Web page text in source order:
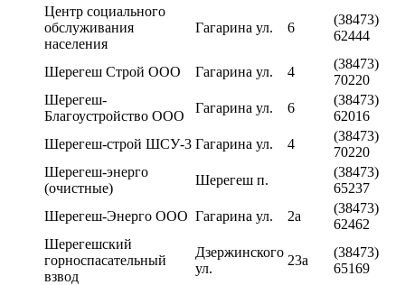
Центр социального
обслуживания
населения
Гагарина ул. 6
(38473)
62444
Шерегеш Строй ООО Гагарина ул. 4
(38473)
70220
Шерегеш-
Благоустройство ООО
Гагарина ул. 6
(38473)
62016
Шерегеш-строй ШСУ-3 Гагарина ул. 4
(38473)
70220
Шерегеш-энерго
(очистные)
Шерегеш п.
(38473)
65237
Шерегеш-Энерго ООО Гагарина ул. 2а
(38473)
62462
Шерегешский
горноспасательный
взвод
Дзержинского
ул.
23а
(38473)
65169